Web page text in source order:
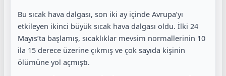
Bu sıcak hava dalgası, son iki ay içinde Avrupa’yı
etkileyen ikinci büyük sıcak hava dalgası oldu. İlki 24
Mayıs’ta başlamış, sıcaklıklar mevsim normallerinin 10
ila 15 derece üzerine çıkmış ve çok sayıda kişinin
ölümüne yol açmıştı.